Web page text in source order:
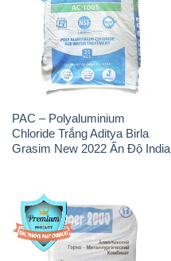
PAC – Polyaluminium
Chloride Trắng Aditya Birla
Grasim New 2022 Ấn Độ India